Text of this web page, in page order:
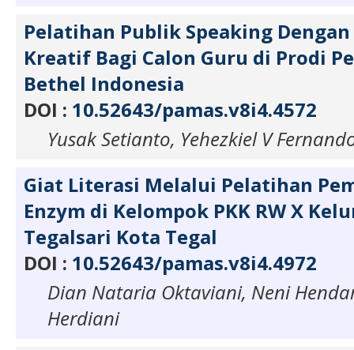
Pelatihan Publik Speaking
Kreatif Bagi Calon Guru di Prodi
Bethel Indonesia
DOI : 10.52643/pamas.v8i4.4572
Yusak Setianto, Yehezkiel V
Giat Literasi Melalui Pelatihan
Enzym di Kelompok PKK RW X
Tegalsari Kota Tegal
DOI : 10.52643/pamas.v8i4.4972
Dian Nataria Oktaviani, Neni
Herdiani